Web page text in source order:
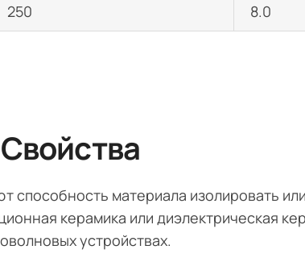
250 8.0
способность материала изолировать
керамика или диэлектрическая
устройствах.